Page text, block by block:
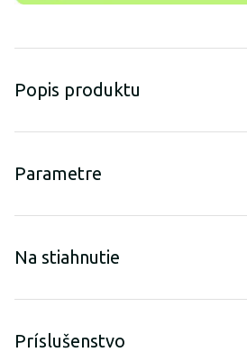
Popis produktu
Parametre
Na stiahnutie
Príslušenstvo